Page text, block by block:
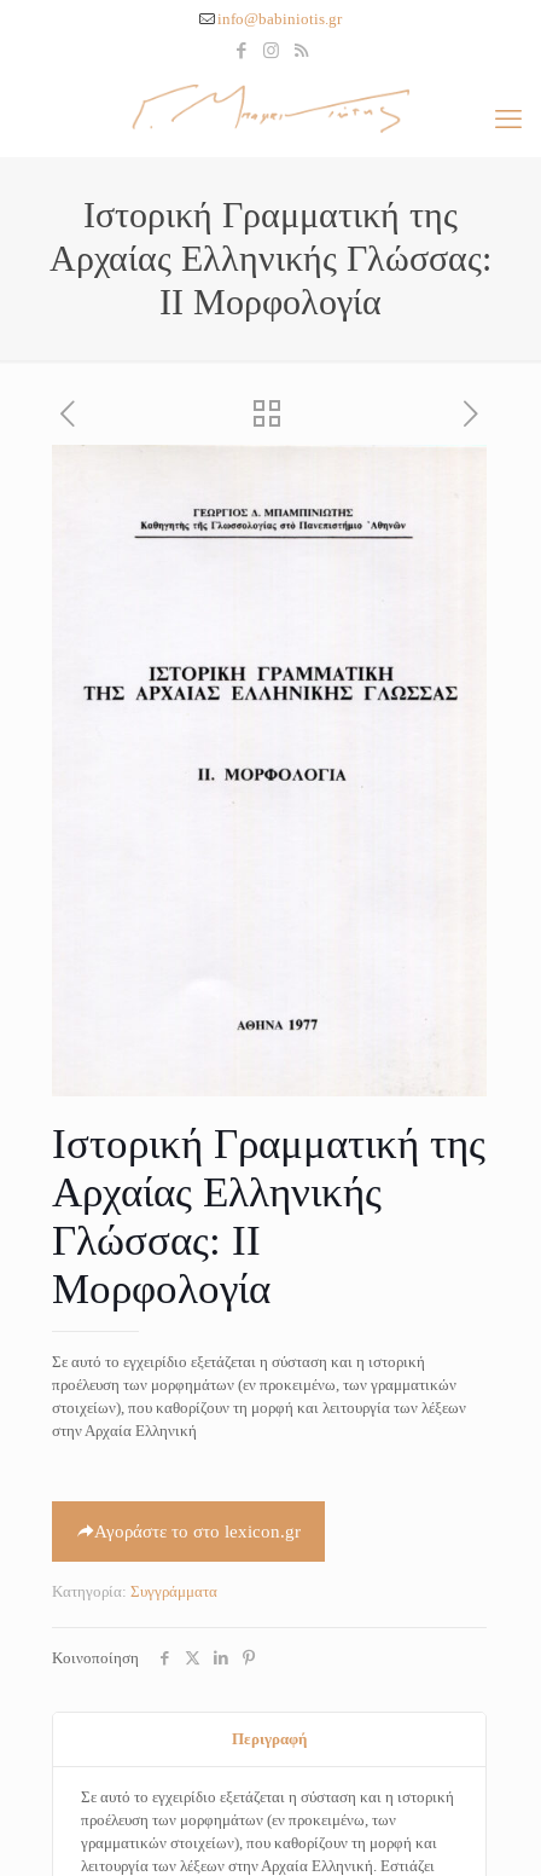
info@babiniotis.gr
Ιστορική Γραμματική της
Αρχαίας Ελληνικής Γλώσσας:
ΙI Μορφολογία
Ιστορική Γραμματική της
Αρχαίας Ελληνικής
Γλώσσας: ΙI
Μορφολογία
Σε αυτό το εγχειρίδιο εξετάζεται η σύσταση και η ιστορική
προέλευση των μορφημάτων (εν προκειμένω, των γραμματικών
στοιχείων), που καθορίζουν τη μορφή και λειτουργία των λέξεων
στην Αρχαία Ελληνική
Αγοράστε το στο lexicon.gr
Κατηγορία: Συγγράμματα
Κοινοποίηση
Περιγραφή
Σε αυτό το εγχειρίδιο εξετάζεται η σύσταση και η ιστορική
προέλευση των μορφημάτων (εν προκειμένω, των
γραμματικών στοιχείων), που καθορίζουν τη μορφή και
λειτουργία των λέξεων στην Αρχαία Ελληνική. Εστιάζει